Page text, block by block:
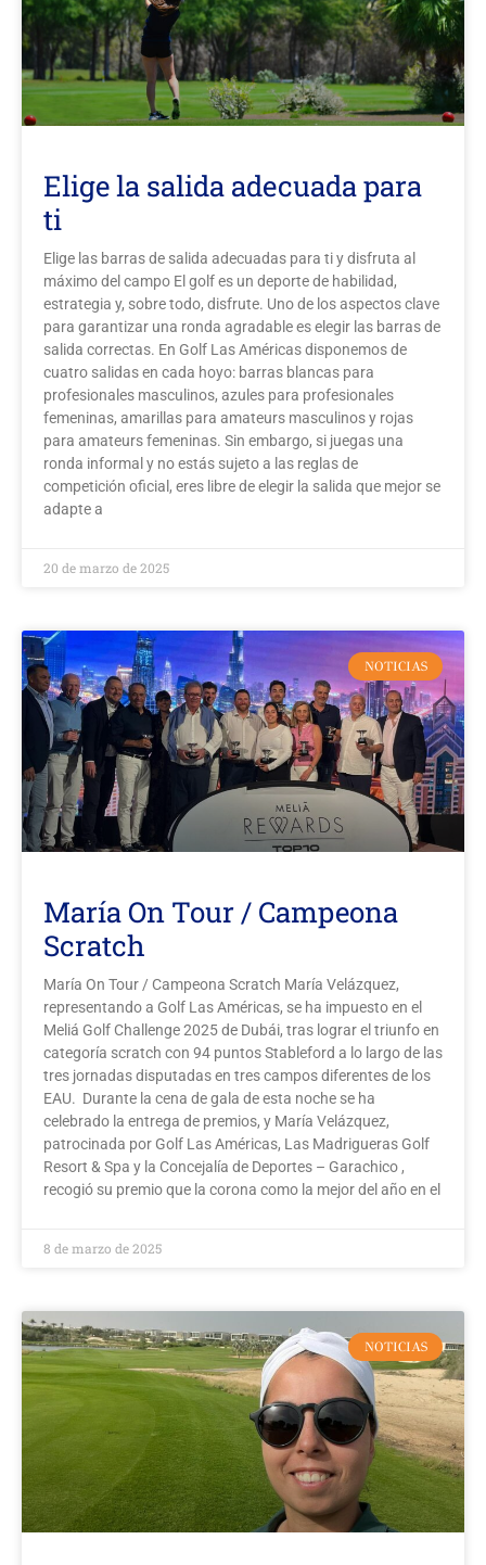
Galería
Contacto
Elige la salida adecuada para
ti
Elige las barras de salida adecuadas para ti y disfruta al
máximo del campo El golf es un deporte de habilidad,
estrategia y, sobre todo, disfrute. Uno de los aspectos clave
para garantizar una ronda agradable es elegir las barras de
salida correctas. En Golf Las Américas disponemos de
cuatro salidas en cada hoyo: barras blancas para
profesionales masculinos, azules para profesionales
femeninas, amarillas para amateurs masculinos y rojas
para amateurs femeninas. Sin embargo, si juegas una
ronda informal y no estás sujeto a las reglas de
competición oficial, eres libre de elegir la salida que mejor se
adapte a
20 de marzo de 2025
NOTICIAS
María On Tour / Campeona
Scratch
María On Tour / Campeona Scratch María Velázquez,
representando a Golf Las Américas, se ha impuesto en el
Meliá Golf Challenge 2025 de Dubái, tras lograr el triunfo en
categoría scratch con 94 puntos Stableford a lo largo de las
tres jornadas disputadas en tres campos diferentes de los
EAU. Durante la cena de gala de esta noche se ha
celebrado la entrega de premios, y María Velázquez,
patrocinada por Golf Las Américas, Las Madrigueras Golf
Resort & Spa y la Concejalía de Deportes – Garachico ,
recogió su premio que la corona como la mejor del año en el
8 de marzo de 2025
NOTICIAS